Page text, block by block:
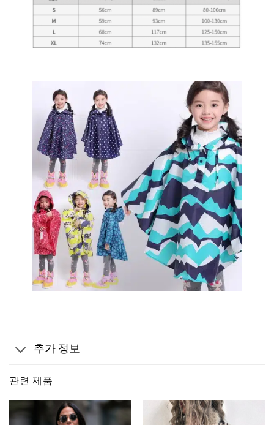
추가 정보
관련 제품